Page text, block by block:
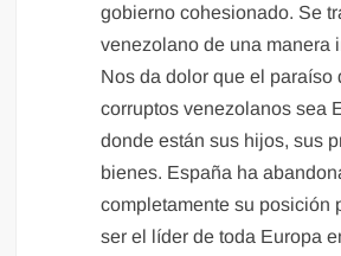
gobierno cohesionado. Se
venezolano de una manera
Nos da dolor que el paraíso
corruptos venezolanos sea
donde están sus hijos, sus
bienes. España ha
completamente su posición
ser el líder de toda Europa